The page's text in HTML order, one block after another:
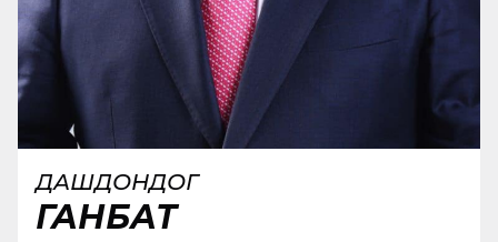
ДАШДОНДОГ
ГАНБАТ